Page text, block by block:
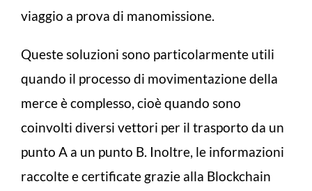
viaggio a prova di manomissione.
Queste soluzioni sono particolarmente utili
quando il processo di movimentazione della
merce è complesso, cioè quando sono
coinvolti diversi vettori per il trasporto da un
punto A a un punto B. Inoltre, le informazioni
raccolte e certificate grazie alla Blockchain